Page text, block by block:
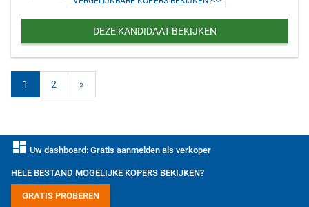
DEZE KANDIDAAT BEKIJKEN
1 2 »
dashboard Uw dashboard: Gratis aanmelden als verkoper
HELE BESTAND MOGELIJKE KOPERS BEKIJKEN?
GRATIS PROBEREN